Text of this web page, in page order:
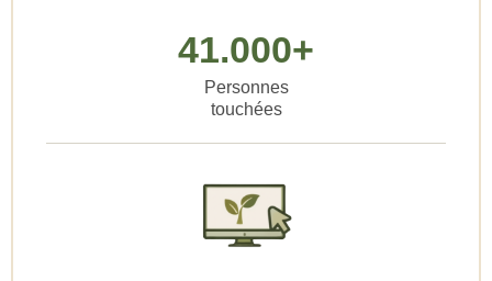
41.000+
Personnes
touchées